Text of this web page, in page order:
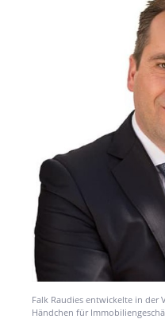
Falk Raudies entwickelte in der
Händchen für